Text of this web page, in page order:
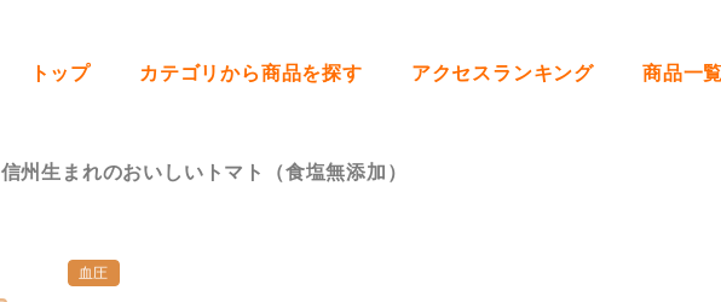
トップ カテゴリから商品を探す アクセスランキング 商品一覧
信州生まれのおいしいトマト（食塩無添加）
血圧